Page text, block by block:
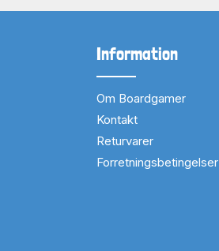
Information
Om Boardgamer
Kontakt
Returvarer
Forretningsbetingelser